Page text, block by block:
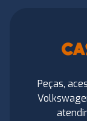
Peças,